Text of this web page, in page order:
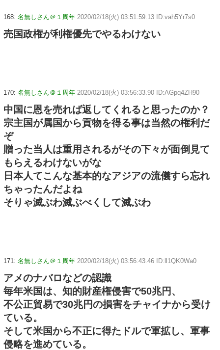
168: 名無しさん＠１周年 2020/02/18(火) 03:51:59.13 ID:vah5Yr7s0
売国政権が利権優先でやるわけない
170: 名無しさん＠１周年 2020/02/18(火) 03:56:33.90 ID:AGpq4ZH90
中国に恩を売れば返してくれると思ったのか？
宗主国が属国から貢物を得る事は当然の権利だ
ぞ
贈った当人は重用されるがその下々が面倒見て
もらえるわけないがな
日本人てこんな基本的なアジアの流儀すら忘れ
ちゃったんだよね
そりゃ滅ぶわ滅ぶべくして滅ぶわ
171: 名無しさん＠１周年 2020/02/18(火) 03:56:43.46 ID:ll1QK0Wa0
アメのナバロなどの認識
毎年米国は、知的財産権侵害で50兆円、
不公正貿易で30兆円の損害をチャイナから受け
ている。
そして米国から不正に得たドルで軍拡し、軍事
侵略を進めている。